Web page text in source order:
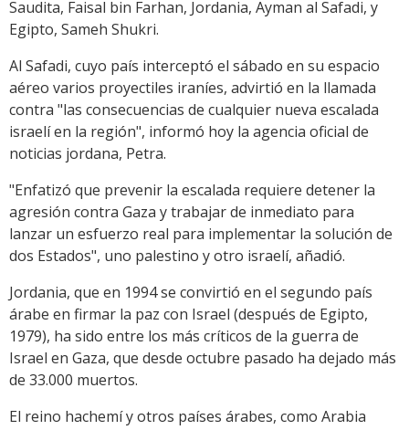
Saudita, Faisal bin Farhan, Jordania, Ayman al Safadi, y
Egipto, Sameh Shukri.
Al Safadi, cuyo país interceptó el sábado en su espacio
aéreo varios proyectiles iraníes, advirtió en la llamada
contra "las consecuencias de cualquier nueva escalada
israelí en la región", informó hoy la agencia oficial de
noticias jordana, Petra.
"Enfatizó que prevenir la escalada requiere detener la
agresión contra Gaza y trabajar de inmediato para
lanzar un esfuerzo real para implementar la solución de
dos Estados", uno palestino y otro israelí, añadió.
Jordania, que en 1994 se convirtió en el segundo país
árabe en firmar la paz con Israel (después de Egipto,
1979), ha sido entre los más críticos de la guerra de
Israel en Gaza, que desde octubre pasado ha dejado más
de 33.000 muertos.
El reino hachemí y otros países árabes, como Arabia